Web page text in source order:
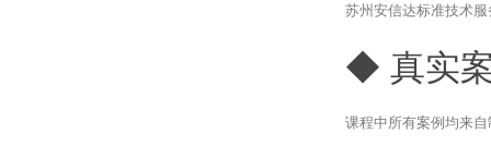
苏州安信达标准技术
◆ 真实
课程中所有案例均来